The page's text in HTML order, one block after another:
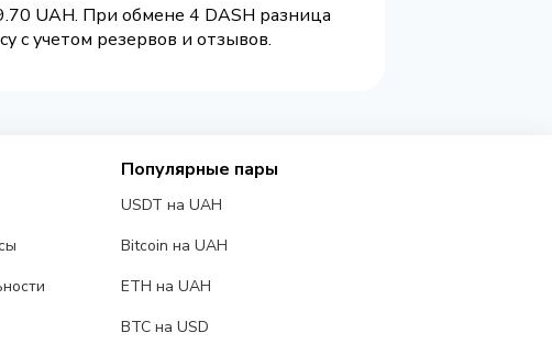
UAH. При обмене 4 DASH разница
с учетом резервов и отзывов.
Популярные пары
USDT на UAH
Bitcoin на UAH
ETH на UAH
BTC на USD